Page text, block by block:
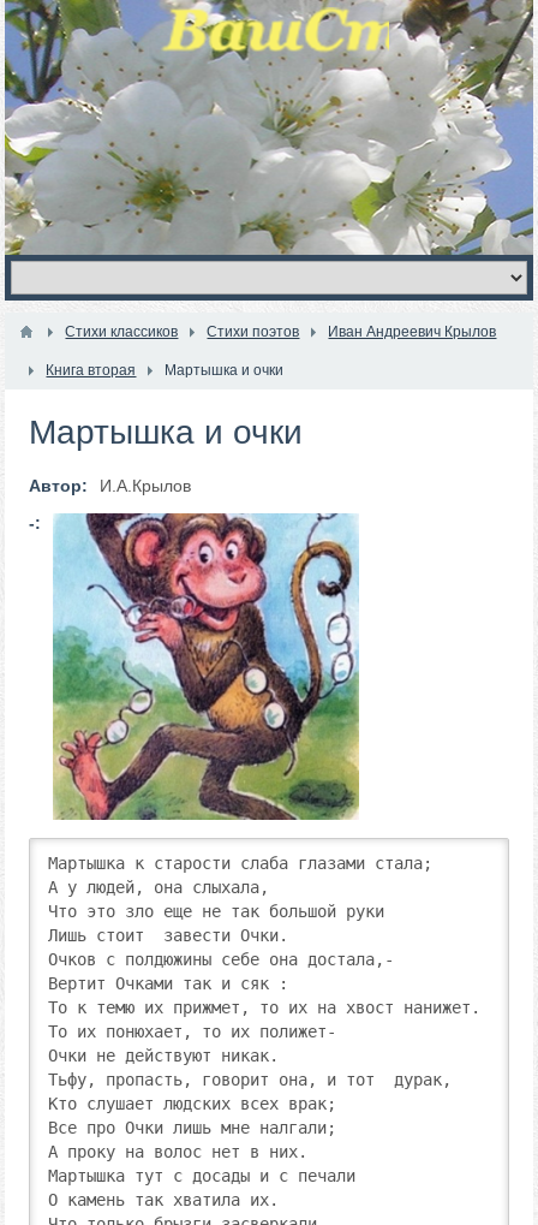
Стихи классиков Стихи поэтов Иван Андреевич Крылов
Книга вторая Мартышка и очки
Мартышка и очки
Автор:
И.А.Крылов
-:
Мартышка к старости слаба глазами стала;
А у людей, она слыхала,
Что это зло еще не так большой руки
Лишь стоит  завести Очки.
Очков с полдюжины ceбе она достала,-
Вертит Очками так и сяк :
То к темю их прижмет, то их на хвост нанижет.
То их понюхает, то их полижет-
Очки не действуют никак.
Тьфу, пропасть, говорит она, и тот  дурак,
Кто слушает людских всех врак;
Все про Очки лишь мне налгали;
А проку на волос нет в них.
Мартышка тут с досады и с печали
О камень так хватила их.